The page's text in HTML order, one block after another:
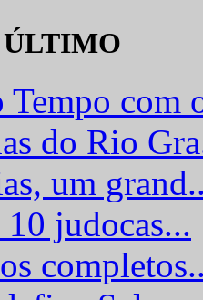
Tempo com
do Rio
um
10 judocas...